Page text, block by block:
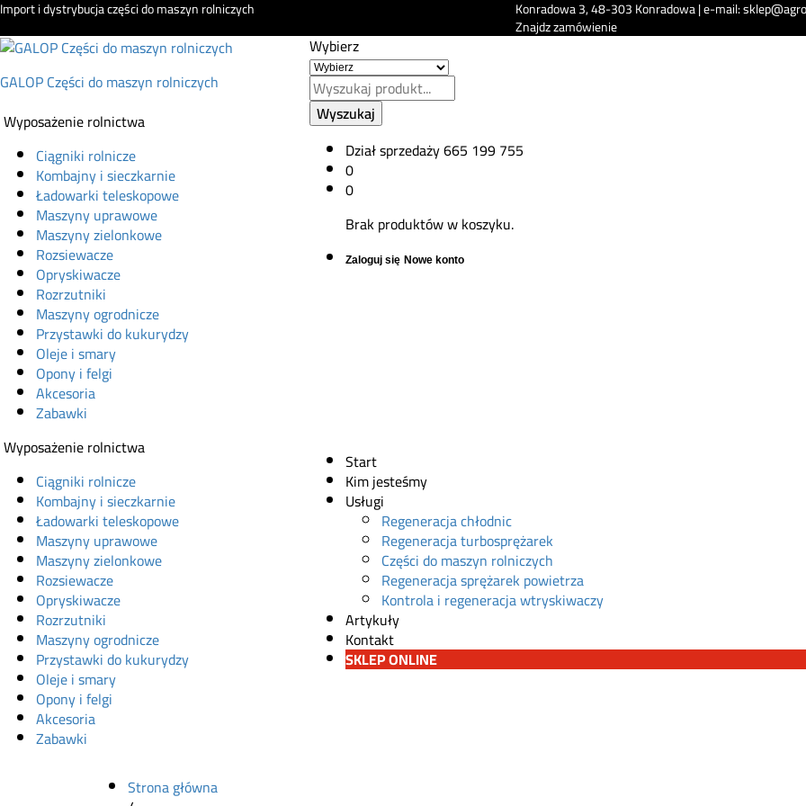
Import i dystrybucja części do maszyn rolniczych Konradowa 3, 48-303 Konradowa | e-mail:
Znajdz zamówienie
GALOP Części do maszyn rolniczych
Wyposażenie rolnictwa
Ciągniki rolnicze
Kombajny i sieczkarnie
Ładowarki teleskopowe
Maszyny uprawowe
Maszyny zielonkowe
Rozsiewacze
Opryskiwacze
Rozrzutniki
Maszyny ogrodnicze
Przystawki do kukurydzy
Oleje i smary
Opony i felgi
Akcesoria
Zabawki
Wybierz
Wyszukaj
Dział sprzedaży665 199 755
0
0
Brak produktów w koszyku.
Zaloguj się Nowe konto
Wyposażenie rolnictwa
Ciągniki rolnicze
Kombajny i sieczkarnie
Ładowarki teleskopowe
Maszyny uprawowe
Maszyny zielonkowe
Rozsiewacze
Opryskiwacze
Rozrzutniki
Maszyny ogrodnicze
Przystawki do kukurydzy
Oleje i smary
Opony i felgi
Akcesoria
Zabawki
Start
Kim jesteśmy
Usługi
Regeneracja chłodnic
Regeneracja turbosprężarek
Części do maszyn rolniczych
Regeneracja sprężarek powietrza
Kontrola i regeneracja wtryskiwaczy
Artykuły
Kontakt
SKLEP ONLINE
Strona główna